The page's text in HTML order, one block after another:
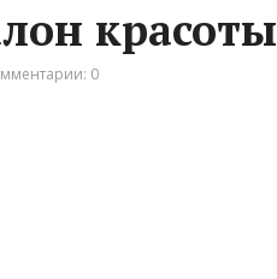
красоты
0